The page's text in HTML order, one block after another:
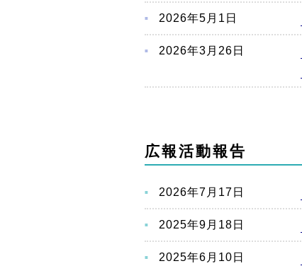
2026年5月1日
2026年3月26日
広報活動報告
2026年7月17日
2025年9月18日
2025年6月10日